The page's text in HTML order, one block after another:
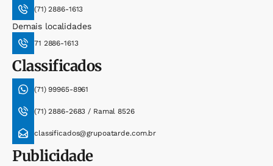
(71) 2886-1613
Demais localidades
71 2886-1613
Classificados
(71) 99965-8961
(71) 2886-2683 / Ramal 8526
classificados@grupoatarde.com.br
Publicidade